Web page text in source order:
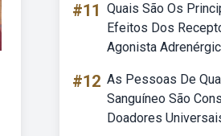
#11 Quais São Os
Efeitos Dos
Agonista
#12 As Pessoas De
Sanguíneo São
Doadores